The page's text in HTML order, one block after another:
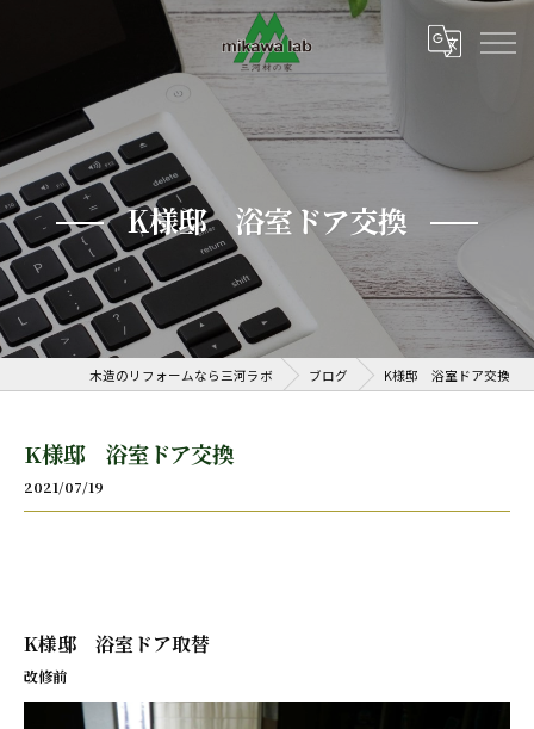
K様邸 浴室ドア交換
木造のリフォームなら三河ラボ ブログ K様邸 浴室ドア交換
K様邸 浴室ドア交換
2021/07/19
K様邸 浴室ドア取替
改修前